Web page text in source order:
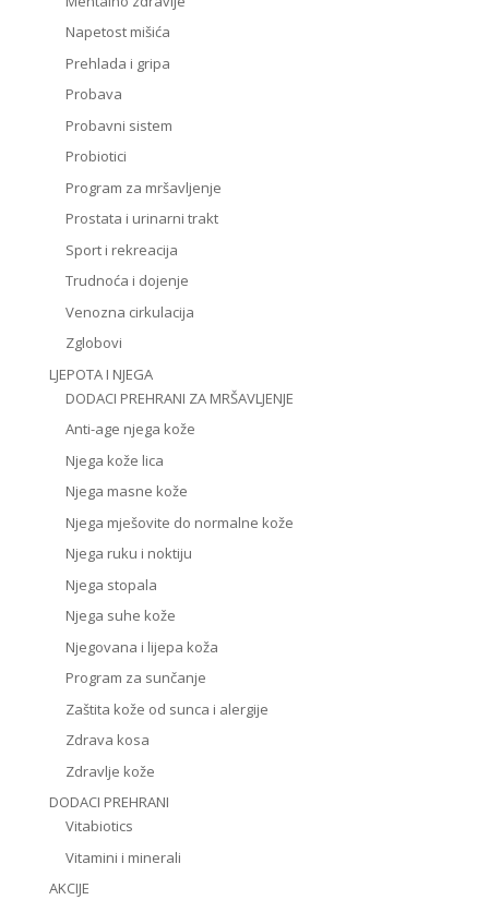
Napetost mišića
Prehlada i gripa
Probava
Probavni sistem
Probiotici
Program za mršavljenje
Prostata i urinarni trakt
Sport i rekreacija
Trudnoća i dojenje
Venozna cirkulacija
Zglobovi
LJEPOTA I NJEGA
DODACI PREHRANI ZA MRŠAVLJENJE
Anti-age njega kože
Njega kože lica
Njega masne kože
Njega mješovite do normalne kože
Njega ruku i noktiju
Njega stopala
Njega suhe kože
Njegovana i lijepa koža
Program za sunčanje
Zaštita kože od sunca i alergije
Zdrava kosa
Zdravlje kože
DODACI PREHRANI
Vitabiotics
Vitamini i minerali
AKCIJE